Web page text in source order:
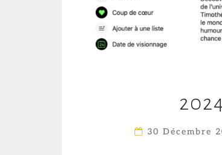
30 Décembre